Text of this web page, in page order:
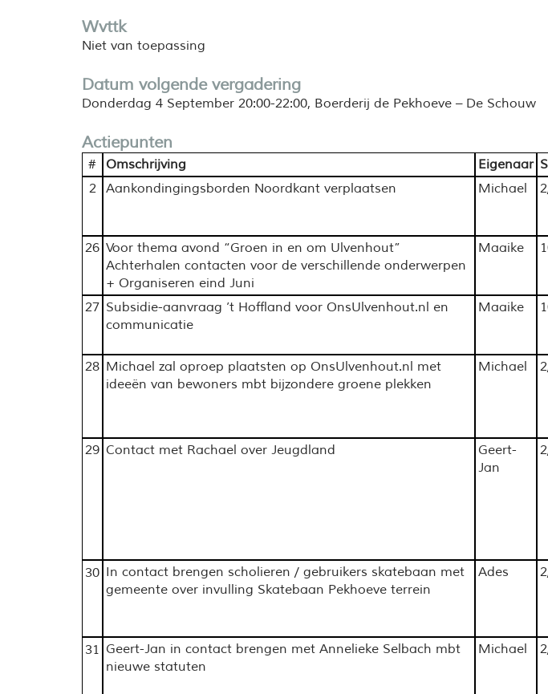
Wvttk
Niet van toepassing
Datum volgende vergadering
Donderdag 4 September 20:00-22:00, Boerderij de Pekhoeve – De Schouw
Actiepunten
# Omschrijving Eigenaar
2
Aankondingingsborden Noordkant verplaatsen Michael
26 Voor thema avond “Groen in en om Ulvenhout”
Achterhalen contacten voor de verschillende onderwerpen
+ Organiseren eind Juni
Maaike
27 Subsidie-aanvraag ’t Hoffland voor OnsUlvenhout.nl en
communicatie
Maaike
28 Michael zal oproep plaatsten op OnsUlvenhout.nl met
ideeën van bewoners mbt bijzondere groene plekken
Michael
29 Contact met Rachael over Jeugdland
Geert-
Jan
30 In contact brengen scholieren / gebruikers skatebaan met
gemeente over invulling Skatebaan Pekhoeve terrein
Ades
31 Geert-Jan in contact brengen met Annelieke Selbach mbt
nieuwe statuten
Michael